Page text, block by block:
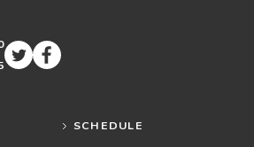
SCHEDULE